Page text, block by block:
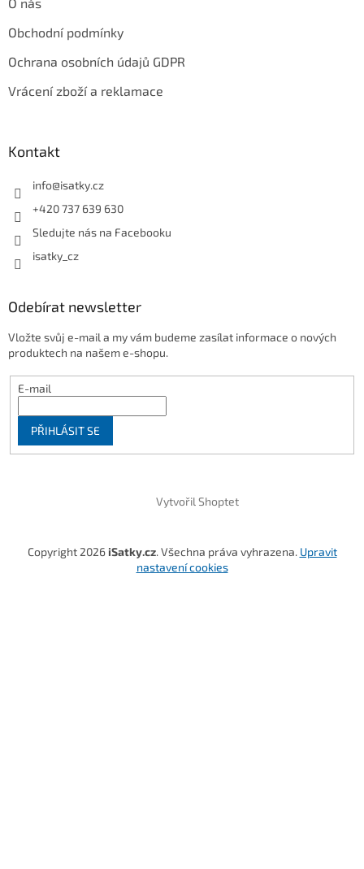
Obchodní podmínky
Ochrana osobních údajů GDPR
Vrácení zboží a reklamace
Kontakt
info@isatky.cz
+420 737 639 630
Sledujte nás na Facebooku
isatky_cz
Odebírat newsletter
Vložte svůj e-mail a my vám budeme zasílat informace o nových
produktech na našem e-shopu.
E-mail
PŘIHLÁSIT SE
Vytvořil Shoptet
Copyright 2026 iSatky.cz. Všechna práva vyhrazena. Upravit
nastavení cookies